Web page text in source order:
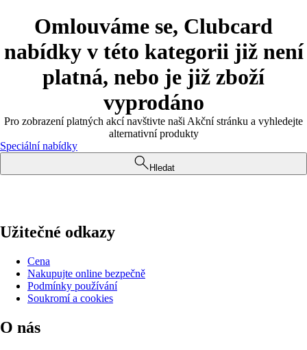
Omlouváme se, Clubcard
nabídky v této kategorii již není
platná, nebo je již zboží
vyprodáno
Pro zobrazení platných akcí navštivte naši Akční stránku a vyhledejte
alternativní produkty
Speciální nabídky
Hledat
Užitečné odkazy
Cena
Nakupujte online bezpečně
Podmínky používání
Soukromí a cookies
O nás